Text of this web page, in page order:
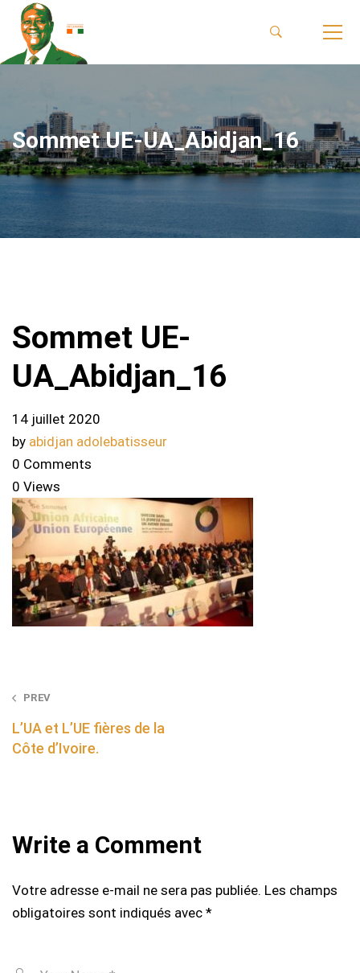
Sommet UE-UA_Abidjan_16
Sommet UE-
UA_Abidjan_16
14 juillet 2020
by abidjan adolebatisseur
0 Comments
0 Views
Post
navigation
PREV
L’UA et L’UE fières de la
Côte d’Ivoire.
Write a Comment
Votre adresse e-mail ne sera pas publiée. Les champs
obligatoires sont indiqués avec *